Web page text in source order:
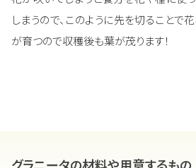
しまうので、このように先を切ることで
が育つので収穫後も葉が茂ります！